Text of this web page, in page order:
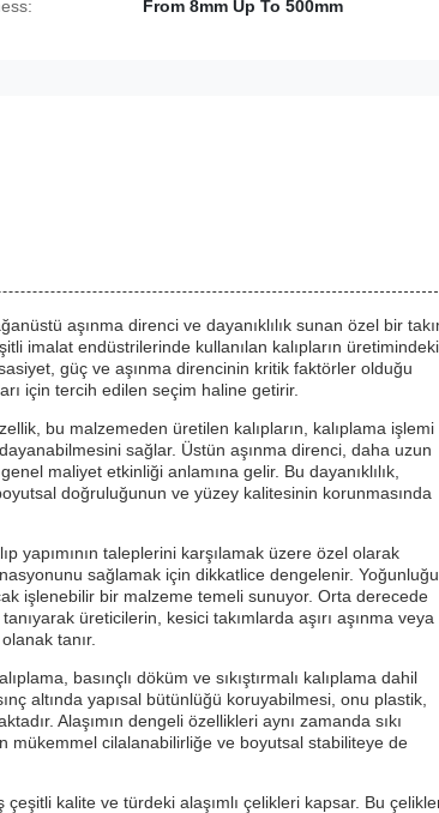
From 8mm Up To 500mm
aşınma direnci ve dayanıklılık sunan özel bir
imalat endüstrilerinde kullanılan kalıpların üretimindeki
güç ve aşınma direncinin kritik faktörler olduğu
için tercih edilen seçim haline getirir.
bu malzemeden üretilen kalıpların, kalıplama işlemi
sağlar. Üstün aşınma direnci, daha uzun
maliyet etkinliği anlamına gelir. Bu dayanıklılık,
doğruluğunun ve yüzey kalitesinin korunmasında
yapımının taleplerini karşılamak üzere özel olarak
sağlamak için dikkatlice dengelenir. Yoğunluğu
işlenebilir bir malzeme temeli sunuyor. Orta derecede
üreticilerin, kesici takımlarda aşırı aşınma veya
tanır.
basınçlı döküm ve sıkıştırmalı kalıplama dahil
altında yapısal bütünlüğü koruyabilmesi, onu plastik,
Alaşımın dengeli özellikleri aynı zamanda sıkı
mükemmel cilalanabilirliğe ve boyutsal stabiliteye de
kalite ve türdeki alaşımlı çelikleri kapsar. Bu